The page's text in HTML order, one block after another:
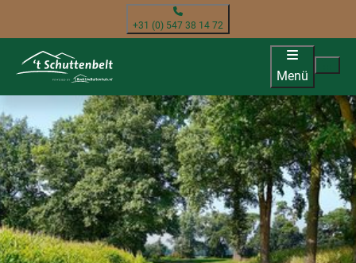
+31 (0) 547 38 14 72
Menü